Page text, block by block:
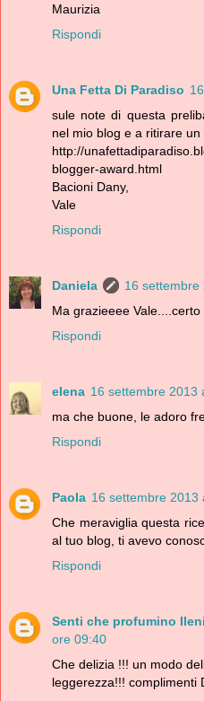
Maurizia
Rispondi
Una Fetta Di Paradiso
sule note di questa
nel mio blog e a ritirare un
http://
blogger-award.html
Bacioni Dany,
Vale
Rispondi
Daniela
16 settembre
Ma grazieeee
Rispondi
elena 16 settembre 2013
ma che buone, le adoro
Rispondi
Paola 16 settembre 2013
Che meraviglia questa
al tuo blog, ti avevo
Rispondi
Senti che profumino
ore 09:40
Che delizia !!! un modo
leggerezza!!! complimenti